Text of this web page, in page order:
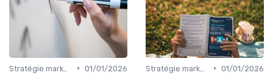
• 01/01/2026
• 01/01/2026